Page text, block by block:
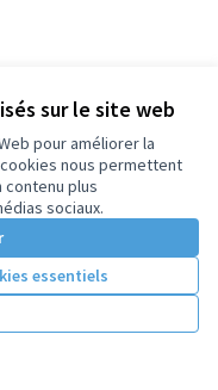
sur le site web
pour améliorer la
nous permettent
plus
sociaux.
essentiels